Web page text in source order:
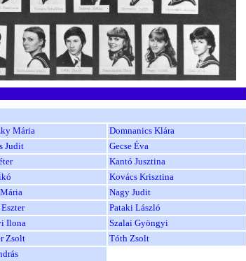
Mária
Domnanics Klára
Judit
Gecse Éva
Kantó Jusztina
Kovács Krisztina
Nagy Judit
Pataki László
Ilona
Szalai Gyöngyi
Zsolt
Tóth Zsolt